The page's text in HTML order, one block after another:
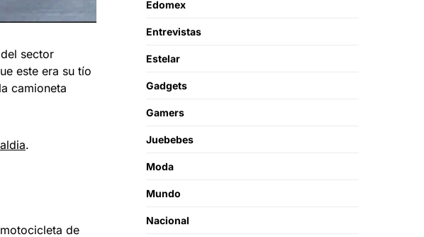
sector
este era su tío
camioneta
.
de
Edomex
Entrevistas
Estelar
Gadgets
Gamers
Juebebes
Moda
Mundo
Nacional